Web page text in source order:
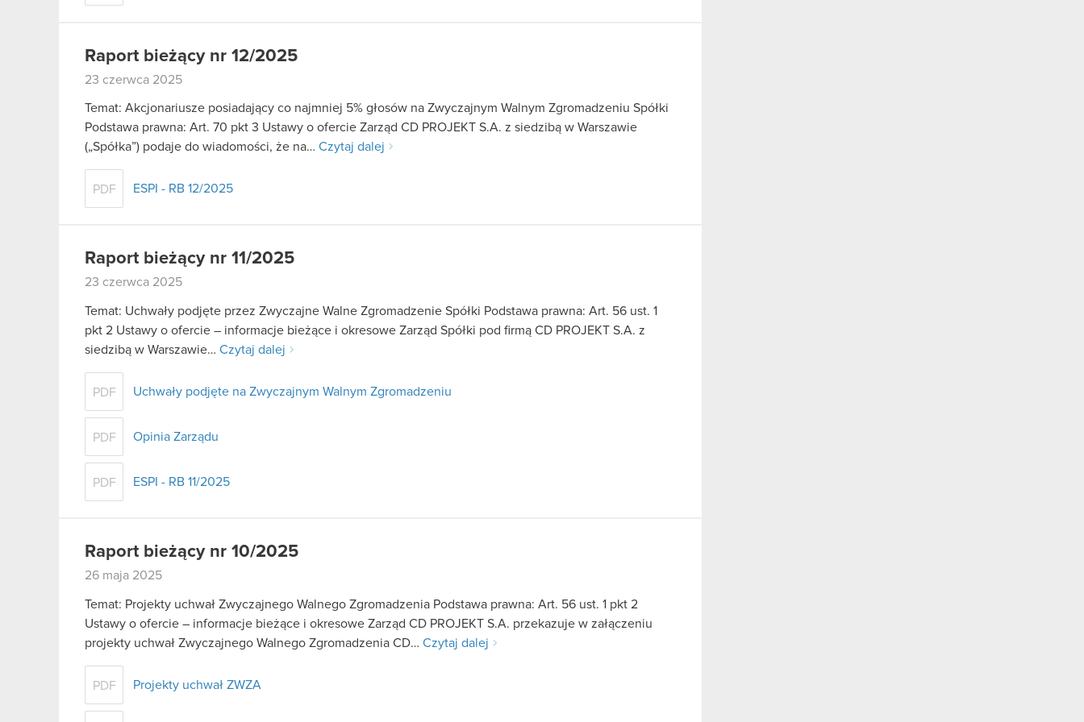
Raport bieżący nr 12/2025
23 czerwca 2025
Temat: Akcjonariusze posiadający co najmniej 5% głosów na Zwyczajnym Walnym Zgromadzeniu Spółki
Podstawa prawna: Art. 70 pkt 3 Ustawy o ofercie Zarząd CD PROJEKT S.A. z siedzibą w Warszawie
(„Spółka”) podaje do wiadomości, że na… Czytaj dalej
PDF ESPI - RB 12/2025
Raport bieżący nr 11/2025
23 czerwca 2025
Temat: Uchwały podjęte przez Zwyczajne Walne Zgromadzenie Spółki Podstawa prawna: Art. 56 ust. 1
pkt 2 Ustawy o ofercie – informacje bieżące i okresowe Zarząd Spółki pod firmą CD PROJEKT S.A. z
siedzibą w Warszawie… Czytaj dalej
PDF Uchwały podjęte na Zwyczajnym Walnym Zgromadzeniu
PDF Opinia Zarządu
PDF ESPI - RB 11/2025
Raport bieżący nr 10/2025
26 maja 2025
Temat: Projekty uchwał Zwyczajnego Walnego Zgromadzenia Podstawa prawna: Art. 56 ust. 1 pkt 2
Ustawy o ofercie – informacje bieżące i okresowe Zarząd CD PROJEKT S.A. przekazuje w załączeniu
projekty uchwał Zwyczajnego Walnego Zgromadzenia CD… Czytaj dalej
PDF Projekty uchwał ZWZA